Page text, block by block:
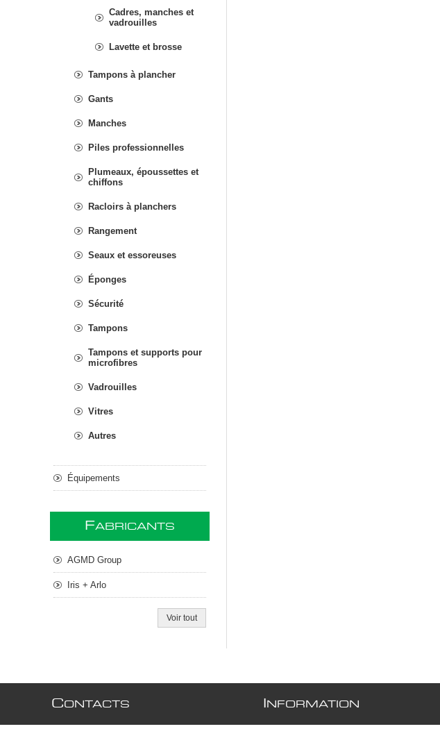
Cadres, manches et
vadrouilles
Lavette et brosse
Tampons à plancher
Gants
Manches
Piles professionnelles
Plumeaux, époussettes et
chiffons
Racloirs à planchers
Rangement
Seaux et essoreuses
Éponges
Sécurité
Tampons
Tampons et supports pour
microfibres
Vadrouilles
Vitres
Autres
Équipements
FABRICANTS
AGMD Group
Iris + Arlo
Voir tout
CONTACTS NFORMATION